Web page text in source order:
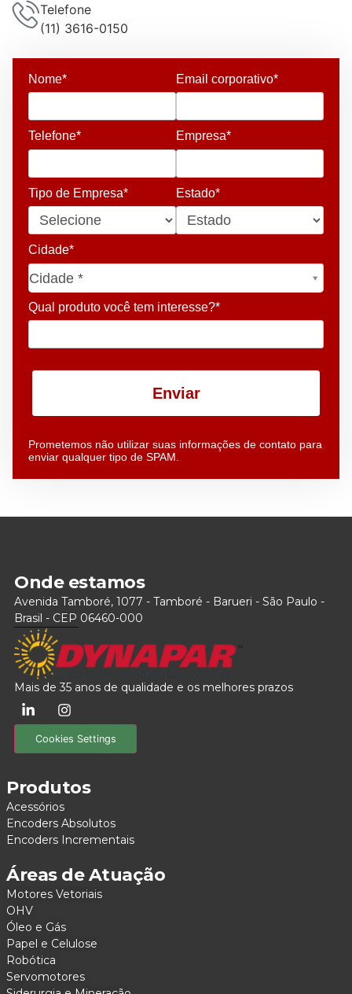
Telefone
(11) 3616-0150
Nome* Email corporativo*
Telefone* Empresa*
Tipo de Empresa* Estado*
Cidade*
Cidade *
Cidade*
Qual produto você tem interesse?*
Enviar
Prometemos não utilizar suas informações de contato para
enviar qualquer tipo de SPAM.
Onde estamos
Avenida Tamboré, 1077 - Tamboré - Barueri - São Paulo -
Brasil - CEP 06460-000
Mais de 35 anos de qualidade e os melhores prazos
Cookies Settings
Produtos
Acessórios
Encoders Absolutos
Encoders Incrementais
Áreas de Atuação
Motores Vetoriais
OHV
Óleo e Gás
Papel e Celulose
Robótica
Servomotores